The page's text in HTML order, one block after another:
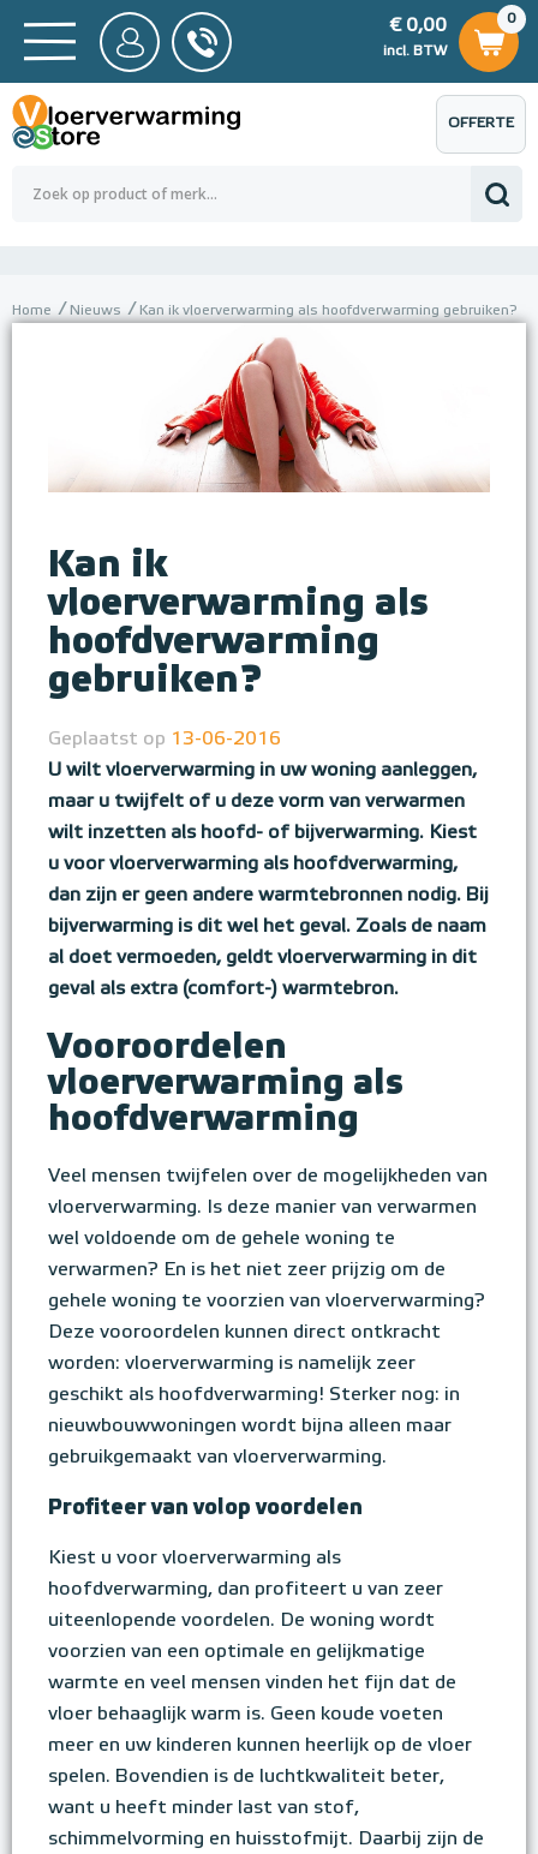
BTW
0,00
0
€ 0,00
incl. BTW
€ 0,00
OFFERTE
AANVRAGEN
Home Nieuws Kan ik vloerverwarming als hoofdverwarming gebruiken?
Kan ik
vloerverwarming als
hoofdverwarming
gebruiken?
Geplaatst op 13-06-2016
U wilt vloerverwarming in uw woning aanleggen,
maar u twijfelt of u deze vorm van verwarmen
wilt inzetten als hoofd- of bijverwarming. Kiest
u voor vloerverwarming als hoofdverwarming,
dan zijn er geen andere warmtebronnen nodig. Bij
bijverwarming is dit wel het geval. Zoals de naam
al doet vermoeden, geldt vloerverwarming in dit
geval als extra (comfort-) warmtebron.
Vooroordelen
vloerverwarming als
hoofdverwarming
Veel mensen twijfelen over de mogelijkheden van
vloerverwarming. Is deze manier van verwarmen
wel voldoende om de gehele woning te
verwarmen? En is het niet zeer prijzig om de
gehele woning te voorzien van vloerverwarming?
Deze vooroordelen kunnen direct ontkracht
worden: vloerverwarming is namelijk zeer
geschikt als hoofdverwarming! Sterker nog: in
nieuwbouwwoningen wordt bijna alleen maar
gebruikgemaakt van vloerverwarming.
Profiteer van volop voordelen
Kiest u voor vloerverwarming als
hoofdverwarming, dan profiteert u van zeer
uiteenlopende voordelen. De woning wordt
voorzien van een optimale en gelijkmatige
warmte en veel mensen vinden het fijn dat de
vloer behaaglijk warm is. Geen koude voeten
meer en uw kinderen kunnen heerlijk op de vloer
spelen. Bovendien is de luchtkwaliteit beter,
want u heeft minder last van stof,
schimmelvorming en huisstofmijt. Daarbij zijn de